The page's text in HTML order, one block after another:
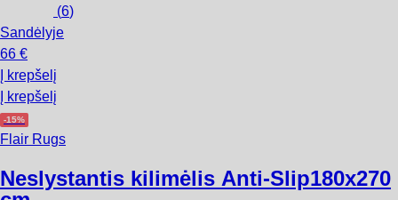
(6)
Sandėlyje
66 €
Į krepšelį
Į krepšelį
-15%
Flair Rugs
Neslystantis kilimėlis Anti-Slip180x270